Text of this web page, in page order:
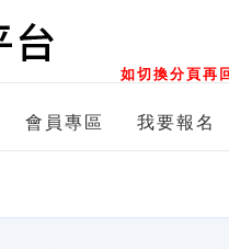
如切換分頁再
會員專區 我要報名